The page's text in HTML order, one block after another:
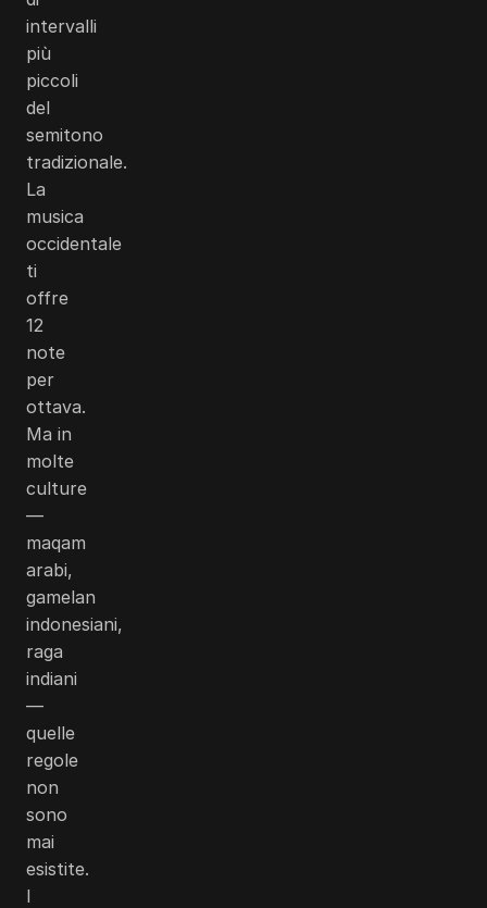
intervalli
più
piccoli
del
semitono
tradizionale.
La
musica
occidentale
ti
offre
12
note
per
ottava.
Ma in
molte
culture
—
maqam
arabi,
gamelan
indonesiani,
raga
indiani
—
quelle
regole
non
sono
mai
esistite.
I